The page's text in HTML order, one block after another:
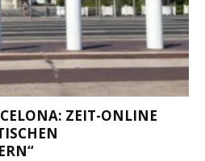
ZEIT-ONLINE